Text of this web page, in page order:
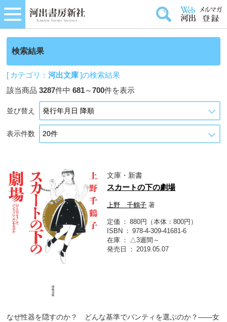
検索結果
[ カテゴリ：河出文庫]の検索結果
該当商品3287件中681～700件を表示
並び替え
表示件数
文庫・新書
スカートの下の劇場
上野 千鶴子 著
定価
880円（本体：800円）
ISBN
978-4-309-41681-6
在庫
△3週間～
発売日
2019.05.07
なぜ性器を隠すのか？ どんな基準でパンティを選ぶのか？――女